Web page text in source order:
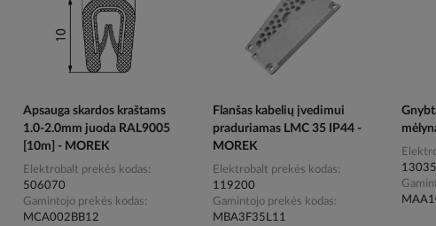
Apsauga skardos kraštams
1.0-2.0mm juoda RAL9005
[10m] - MOREK
Elektrobalt prekės kodas
506070
Gamintojo prekės kodas
MCA002BB12
Flanšas kabelių įvedimui
praduriamas LMC 35 IP44 -
MOREK
Elektrobalt prekės kodas
119200
Gamintojo prekės kodas
MBA3F35L11